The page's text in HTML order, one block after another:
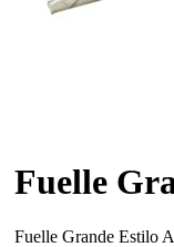
Fuelle
Fuelle Grande Estilo